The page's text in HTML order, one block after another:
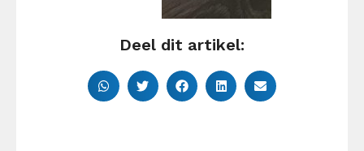
Deel dit artikel: